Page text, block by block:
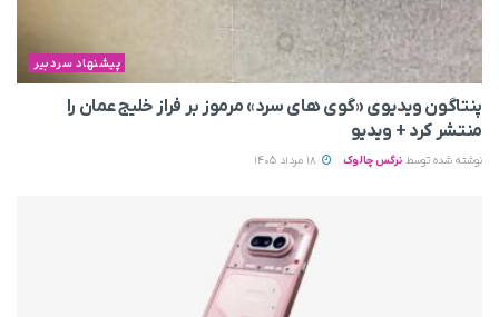
پیشنهاد سردبیر
پنتاگون ویدیوی «گوی های سرد» مرموز بر فراز خلیج عمان را
منتشر کرد + ویدیو
نوشته شده توسط نرگس چالوک